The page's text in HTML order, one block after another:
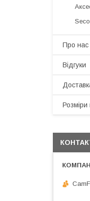
Про нас
Відгуки
Розміри